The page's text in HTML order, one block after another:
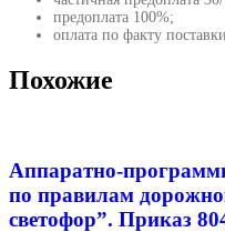
предоплата 100%;
оплата по факту
Похожие
Аппаратно-
по правилам
светофор”. Приказ